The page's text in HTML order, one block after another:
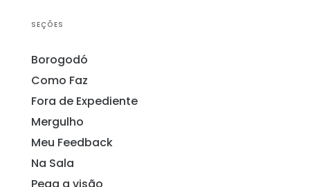
SEÇÕES
Borogodó
Como Faz
Fora de Expediente
Mergulho
Meu Feedback
Na Sala